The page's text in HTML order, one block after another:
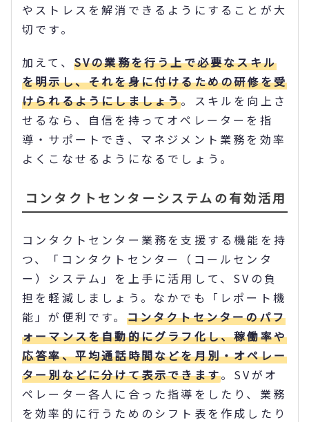
やストレスを解消できるようにすることが大
切です。
加えて、 SVの業務を行う上で必要なスキル
を明示し、それを身に付けるための研修を受
けられるようにしましょう。スキルを向上さ
せるなら、自信を持ってオペレーターを指
導・サポートでき、マネジメント業務を効率
よくこなせるようになるでしょう。
コンタクトセンターシステムの有効活用
コンタクトセンター業務を支援する機能を持
つ、「コンタクトセンター（コールセンタ
ー）システム」を上手に活用して、SVの負
担を軽減しましょう。なかでも「レポート機
能」が便利です。 コンタクトセンターのパフ
ォーマンスを自動的にグラフ化し、稼働率や
応答率、平均通話時間などを月別・オペレー
ター別などに分けて表示できます。SVがオ
ペレーター各人に合った指導をしたり、業務
を効率的に行うためのシフト表を作成したり